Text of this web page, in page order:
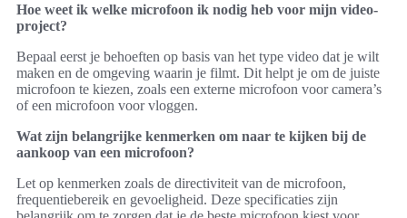
Hoe weet ik welke microfoon ik nodig heb voor mijn video-
project?
Bepaal eerst je behoeften op basis van het type video dat je wilt
maken en de omgeving waarin je filmt. Dit helpt je om de juiste
microfoon te kiezen, zoals een externe microfoon voor camera’s
of een microfoon voor vloggen.
Wat zijn belangrijke kenmerken om naar te kijken bij de
aankoop van een microfoon?
Let op kenmerken zoals de directiviteit van de microfoon,
frequentiebereik en gevoeligheid. Deze specificaties zijn